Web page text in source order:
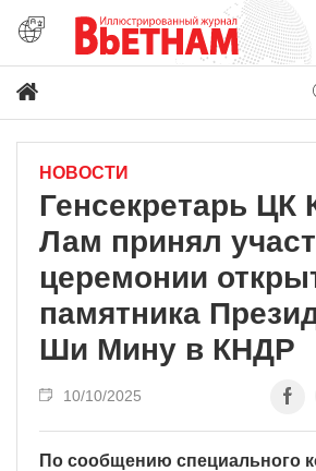
НОВОСТИ
Генсекретарь ЦК
Лам принял
церемонии
памятника
Ши Мину в КНДР
10/10/2025
По сообщению специального